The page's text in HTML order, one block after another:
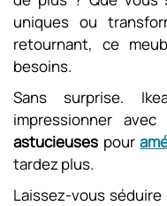
uniques ou
retournant, ce
besoins.
Sans surprise.
impressionner avec
astucieuses pour
tardez plus.
Laissez-vous